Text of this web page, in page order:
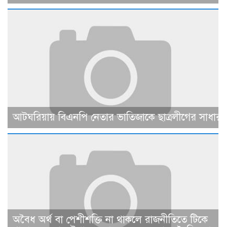
আটঘরিয়ায় বিএনপি নেতার ভাতিজাকে ছাত্রলীগের
​​অবৈধ অর্থ বা পেশীশক্তি না থাকলে রাজনীতিতে টিকে